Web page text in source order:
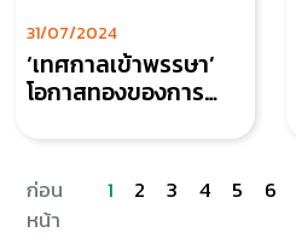
31/07/2024
‘เทศกาลเข้าพรรษา’
โอกาสทองของการ
เพื่อสังคมที่ยั่งยืนในทุก
มิติ
ก่อน
หน้า
1 2 3 4 5 6